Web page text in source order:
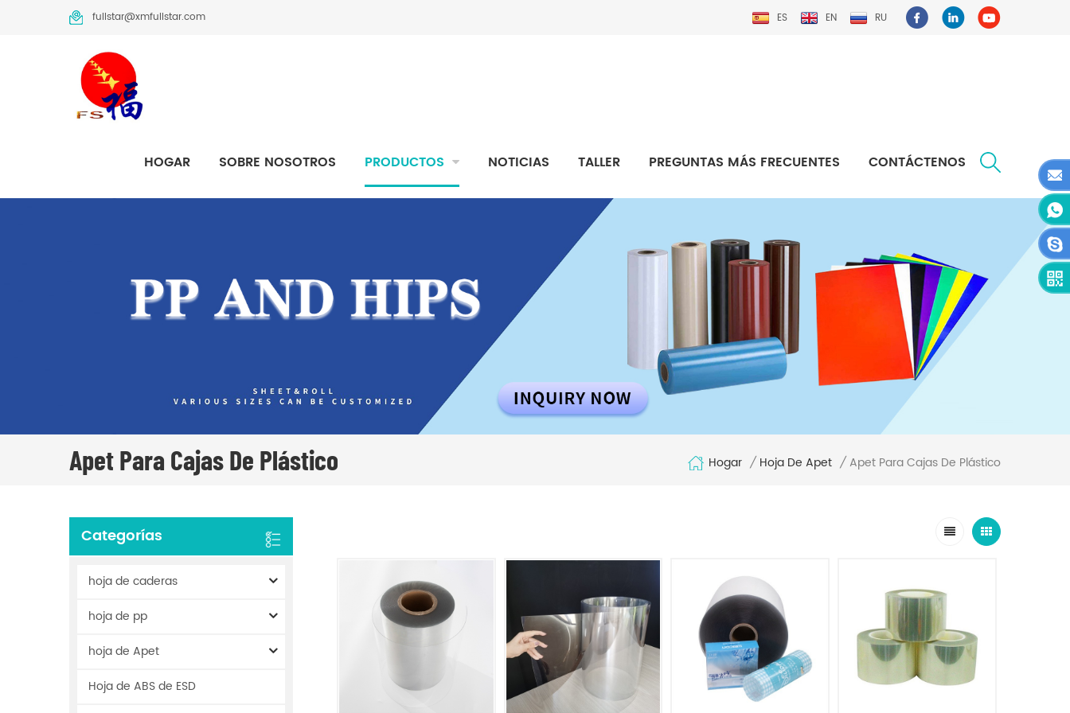
fullstar@xmfullstar.com ES EN RU
HOGAR SOBRE NOSOTROS PRODUCTOS NOTICIAS TALLER PREGUNTAS MÁS FRECUENTES CONTÁCTENOS
Apet Para Cajas De Plástico Hogar / Hoja De Apet / Apet Para Cajas De Plástico
Categorías
hoja de caderas
hoja de pp
hoja de Apet
Hoja de ABS de ESD